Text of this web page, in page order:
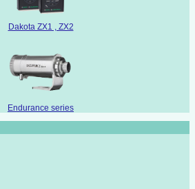
Dakota ZX1 , ZX2
Endurance series